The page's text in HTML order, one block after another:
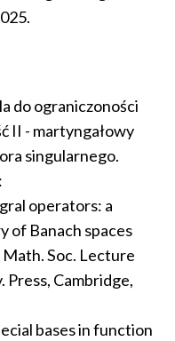
do ograniczoności
II - martyngałowy
singularnego.
operators: a
of Banach spaces
Soc. Lecture
Press, Cambridge,
bases in function